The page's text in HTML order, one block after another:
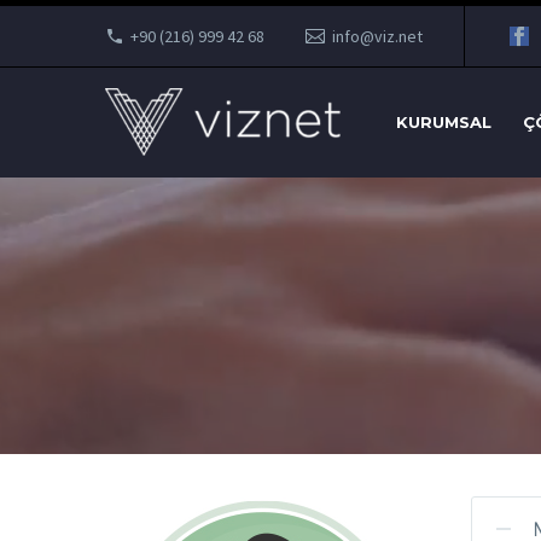
+90 (216) 999 42 68 info@viz.net
KURUMSAL